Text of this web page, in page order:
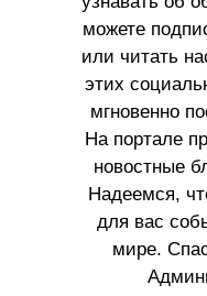
можете
или читать
этих
мгновенно
На портале
новостные
Надеемся,
для вас
мире.